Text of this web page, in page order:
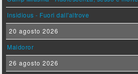
Insidious - Fuori dall'altrove
20 agosto 2026
Maldoror
26 agosto 2026